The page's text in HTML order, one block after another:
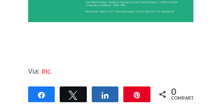
Via: Inc.
CompartilharTwittar Compartilhar 0
COMPART.